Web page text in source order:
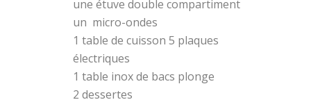
une étuve double compartiment
un micro-ondes
1 table de cuisson 5 plaques
électriques
1 table inox de bacs plonge
2 dessertes